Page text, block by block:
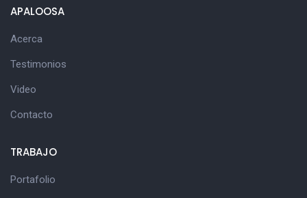
APALOOSA
Acerca
Testimonios
Video
Contacto
TRABAJO
Portafolio